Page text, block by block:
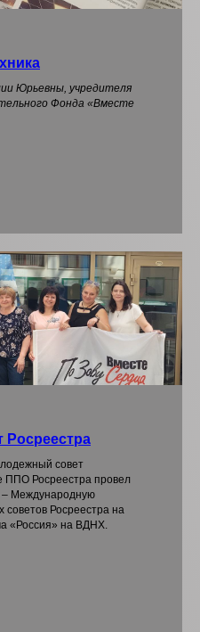
Юрьевны, учредителя
Фонда «Вместе
Росреестра
совет
ППО Росреестра провел
Международную
Росреестра на
«Россия» на ВДНХ.